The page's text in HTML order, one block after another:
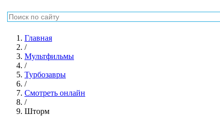
Главная
/
Мультфильмы
/
Турбозавры
/
Смотреть онлайн
/
Шторм